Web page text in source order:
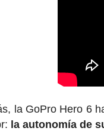
la GoPro Hero 6
la autonomía de